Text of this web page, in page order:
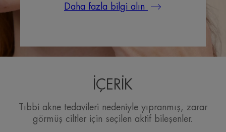
Daha fazla bilgi alın
İÇERİK
Tıbbi akne tedavileri nedeniyle yıpranmış, zarar
görmüş ciltler için seçilen aktif bileşenler.